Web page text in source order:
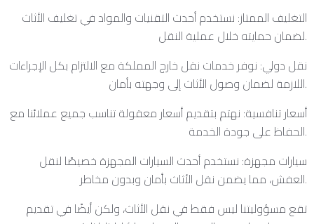
التغليف الممتاز: نستخدم أحدث التقنيات والمواد في تغليف الأثاث
لضمان حمايته خلال عملية النقل.
نقل دولي: نوفر خدمات نقل خارج المملكة مع الالتزام بكل الإجراءات
اللازمة لضمان وصول الأثاث إلى وجهته بأمان.
أسعار تنافسية: نهتم بتقديم أسعار معقولة تناسب جميع عملائنا مع
الحفاظ على جودة الخدمة.
سيارات مجهزة: نستخدم أحدث السيارات المجهزة خصيصًا لنقل
العفش، مما يضمن نقل الأثاث بأمان وبدون مخاطر.
تقع مسؤوليتنا ليس فقط في نقل الأثاث، ولكن أيضًا في تقديم